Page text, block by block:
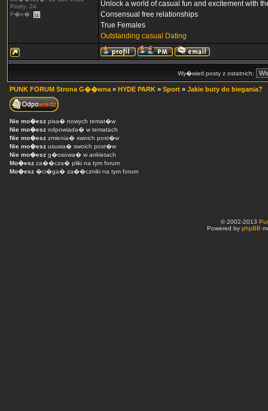
Posty: 24
P�e�:
Unlock a world of casual fun and excitement with
Consensual free relationships
True Females
Outstanding casual Dating
Wy�wietl posty z ostatnich:
PUNK FORUM Strona G��wna » HYDE PARK » Sport » Jakie buty do biegania?
Nie mo�esz pisa� nowych temat�w
Nie mo�esz odpowiada� w tematach
Nie mo�esz zmienia� swoich post�w
Nie mo�esz usuwa� swoich post�w
Nie mo�esz g�osowa� w ankietach
Mo�esz za��cza� pliki na tym forum
Mo�esz �ci�ga� za��czniki na tym forum
© 2002-2013
Powered by phpBB